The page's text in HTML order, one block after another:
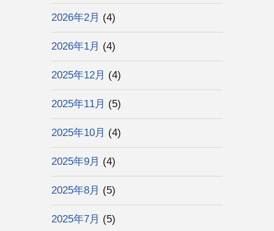
2026年2月 (4)
2026年1月 (4)
2025年12月 (4)
2025年11月 (5)
2025年10月 (4)
2025年9月 (4)
2025年8月 (5)
2025年7月 (5)